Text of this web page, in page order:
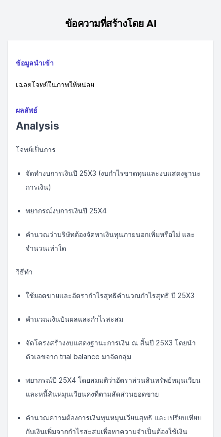
ข้อความที่สร้างโดย AI
ข้อมูลนำเข้า
เฉลยโจทย์ในภาพให้หน่อย
ผลลัพธ์
Analysis
โจทย์เป็นการ
จัดทำงบการเงินปี 25X3 (งบกำไรขาดทุนและงบแสดงฐานะ
การเงิน)
พยากรณ์งบการเงินปี 25X4
คำนวณว่าบริษัทต้องจัดหาเงินทุนภายนอกเพิ่มหรือไม่ และ
จำนวนเท่าใด
วิธีทำ
ใช้ยอดขายและอัตรากำไรสุทธิคำนวณกำไรสุทธิ ปี 25X3
คำนวณเงินปันผลและกำไรสะสม
จัดโครงสร้างงบแสดงฐานะการเงิน ณ สิ้นปี 25X3 โดยนำ
ตัวเลขจาก trial balance มาจัดกลุ่ม
พยากรณ์ปี 25X4 โดยสมมติว่าอัตราส่วนสินทรัพย์หมุนเวียน
และหนี้สินหมุนเวียนคงที่ตามสัดส่วนยอดขาย
คำนวณความต้องการเงินทุนหมุนเวียนสุทธิ และเปรียบเทียบ
กับเงินเพิ่มจากกำไรสะสมเพื่อหาความจำเป็นต้องใช้เงิน